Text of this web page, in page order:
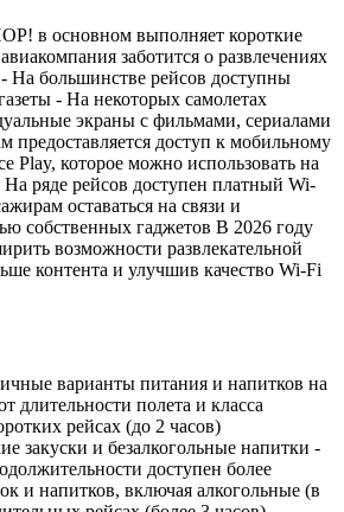
в основном выполняет короткие
заботится о развлечениях
На большинстве рейсов доступны
- На некоторых самолетах
экраны с фильмами, сериалами
предоставляется доступ к мобильному
Play, которое можно использовать на
ряде рейсов доступен платный Wi-
оставаться на связи и
собственных гаджетов В 2026 году
возможности развлекательной
контента и улучшив качество Wi-Fi
варианты питания и напитков на
длительности полета и класса
рейсах (до 2 часов)
закуски и безалкогольные напитки -
доступен более
и напитков, включая алкогольные (в